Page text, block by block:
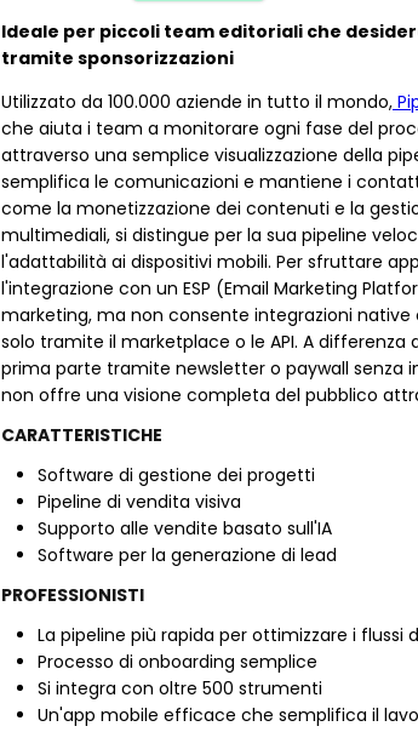
Ideale per piccoli team editoriali che
tramite sponsorizzazioni
Utilizzato da 100.000 aziende in tutto il mondo,
che aiuta i team a monitorare ogni fase del
attraverso una semplice visualizzazione della
semplifica le comunicazioni e mantiene i
come la monetizzazione dei contenuti e la
multimediali, si distingue per la sua pipeline
l'adattabilità ai dispositivi mobili. Per sfruttare
l'integrazione con un ESP (Email Marketing
marketing, ma non consente integrazioni
solo tramite il marketplace o le API. A
prima parte tramite newsletter o paywall senza
non offre una visione completa del pubblico
CARATTERISTICHE
Software di gestione dei progetti
Pipeline di vendita visiva
Supporto alle vendite basato sull'IA
Software per la generazione di lead
PROFESSIONISTI
La pipeline più rapida per ottimizzare i flussi
Processo di onboarding semplice
Si integra con oltre 500 strumenti
Un'app mobile efficace che semplifica il